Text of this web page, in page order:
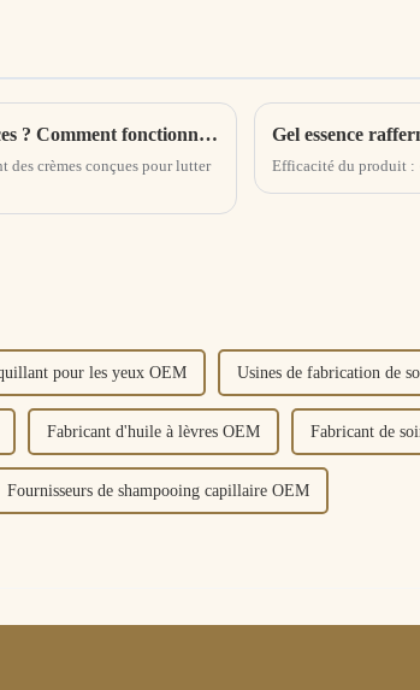
Les crèmes antirides sont-elles vraiment efficaces ? Comment fonctionne la crème anti-rides
des crèmes conçues pour lutter
Gel essence
Efficacité du produit :
pour les yeux OEM Usines de fabrication de
Fabricant d'huile à lèvres OEM Fabricant de
Fournisseurs de shampooing capillaire OEM